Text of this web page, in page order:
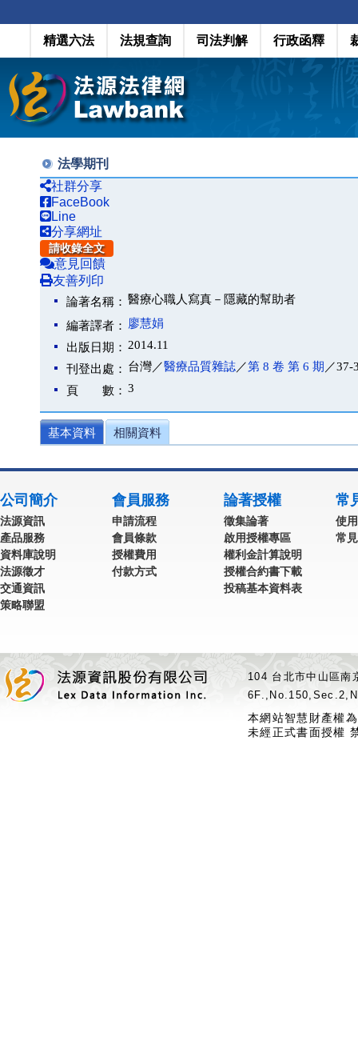
精選六法 法規查詢 司法判解 行政函釋
法學期刊
社群分享
FaceBook
Line
分享網址
請收錄全文
意見回饋
友善列印
論著名稱： 醫療心職人寫真－隱藏的幫助者
編著譯者：
廖慧娟
出版日期： 2014.11
刊登出處： 台灣／醫療品質雜誌／第 8 卷 第 6 期 ／37-
頁 數： 3
基本資料 相關資料
公司簡介
法源資訊
產品服務
資料庫說明
法源徵才
交通資訊
策略聯盟
會員服務
申請流程
會員條款
授權費用
付款方式
論著授權
徵集論著
啟用授權專區
權利金計算說明
授權合約書下載
投稿基本資料表
常
使
常
104 台北市中山區
本網站智慧財產權
未經正式書面授權